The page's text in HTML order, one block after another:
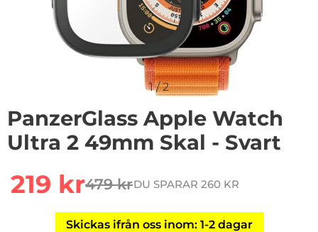
1/2
PanzerGlass Apple Watch
Ultra 2 49mm Skal - Svart
rea pris
219 krtidigare pris
479 krDU SPARAR 260 KR
Skickas ifrån oss inom: 1-2 dagar